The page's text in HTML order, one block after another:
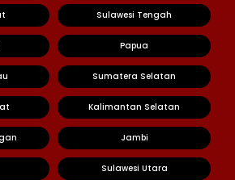
Sulawesi Tengah
Papua
Sumatera Selatan
Kalimantan Selatan
Jambi
Sulawesi Utara